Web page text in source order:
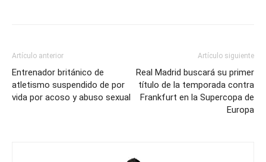
Artículo anterior
Entrenador británico de
atletismo suspendido de por
vida por acoso y abuso sexual
Artículo siguiente
Real Madrid buscará su primer
título de la temporada contra
Frankfurt en la Supercopa de
Europa